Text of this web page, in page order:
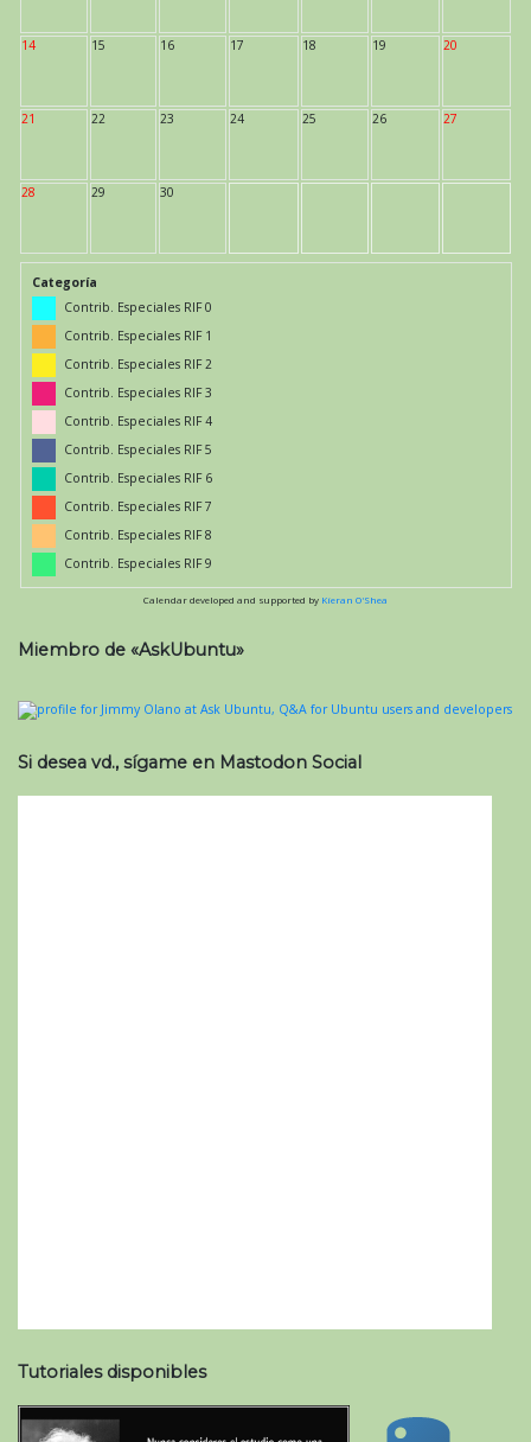
14 15 16 17 18 19 20
21 22 23 24 25 26 27
28 29 30
Categoría
Contrib. Especiales RIF 0
Contrib. Especiales RIF 1
Contrib. Especiales RIF 2
Contrib. Especiales RIF 3
Contrib. Especiales RIF 4
Contrib. Especiales RIF 5
Contrib. Especiales RIF 6
Contrib. Especiales RIF 7
Contrib. Especiales RIF 8
Contrib. Especiales RIF 9
Calendar developed and supported by Kieran O'Shea
Miembro de «AskUbuntu»
Si desea vd., sígame en Mastodon Social
Tutoriales disponibles